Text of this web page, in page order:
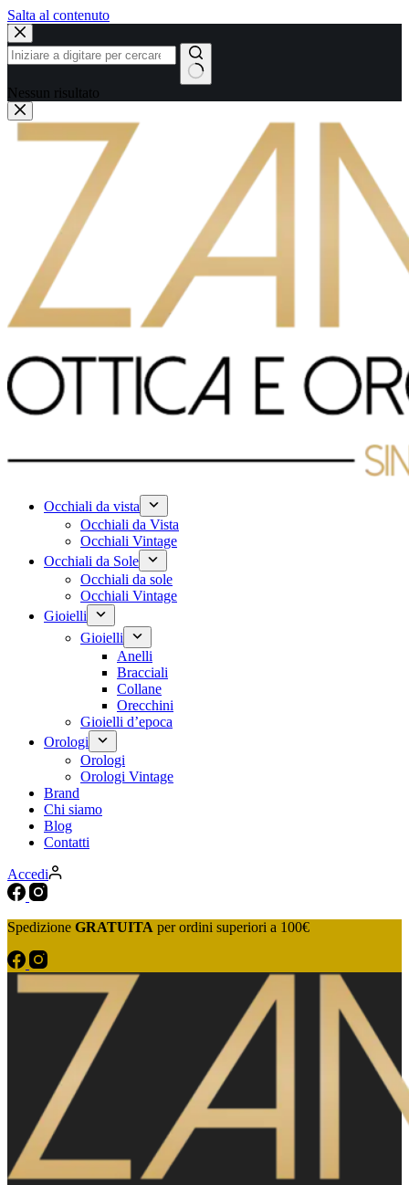
Salta al contenuto
Nessun risultato
Occhiali da vista
Occhiali da Vista
Occhiali Vintage
Occhiali da Sole
Occhiali da sole
Occhiali Vintage
Gioielli
Gioielli
Anelli
Bracciali
Collane
Orecchini
Gioielli d’epoca
Orologi
Orologi
Orologi Vintage
Brand
Chi siamo
Blog
Contatti
Accedi
Spedizione GRATUITA per ordini superiori a 100€